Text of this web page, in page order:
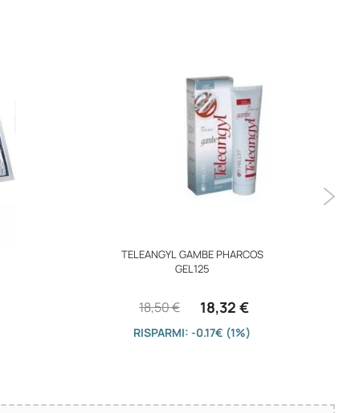
TELEANGYL GAMBE PHARCOS
GEL125
18,32 €
18,50 €
RISPARMI: -0.17€ (1%)